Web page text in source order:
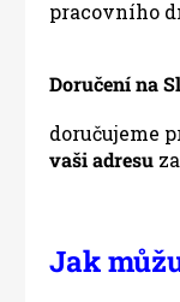
pracovního
Doručení na
doručujeme
vaši adresuza
Jak